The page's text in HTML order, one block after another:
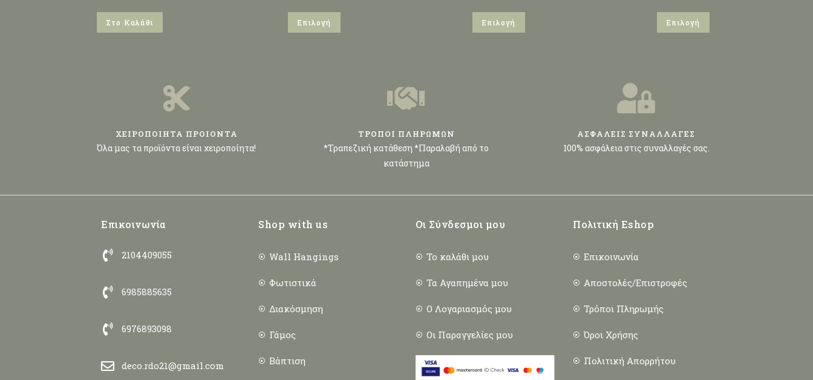
Στο Καλάθι Επιλογή Επιλογή Επιλογή
ΧΕΙΡΟΠΟΙΗΤΑ ΠΡΟΙΟΝΤΑ
Όλα μας τα προϊόντα είναι χειροποίητα!
ΤΡΟΠΟΙ ΠΛΗΡΩΜΩΝ
*Τραπεζική κατάθεση *Παραλαβή από το
κατάστημα
ΑΣΦΑΛΕΙΣ ΣΥΝΑΛΛΑΓΕΣ
100% ασφάλεια στις συναλλαγές σας.
Επικοινωνία
2104409055
6985885635
6976893098
deco.rdo21@gmail.com
Shop with us
Wall Hangings
Φωτιστικά
Διακόσμηση
Γάμος
Βάπτιση
Οι Σύνδεσμοι μου
Το καλάθι μου
Τα Αγαπημένα μου
Ο Λογαριασμός μου
Οι Παραγγελίες μου
Πολιτική Eshop
Επικοινωνία
Αποστολές/Επιστροφές
Τρόποι Πληρωμής
Όροι Χρήσης
Πολιτική Απορρήτου